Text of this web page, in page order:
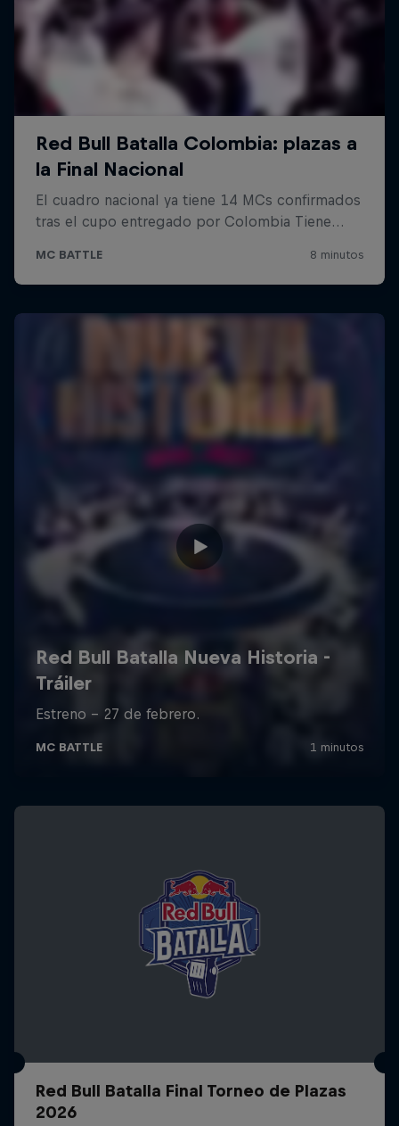
Red Bull Batalla Final Torneo de Plazas
2026